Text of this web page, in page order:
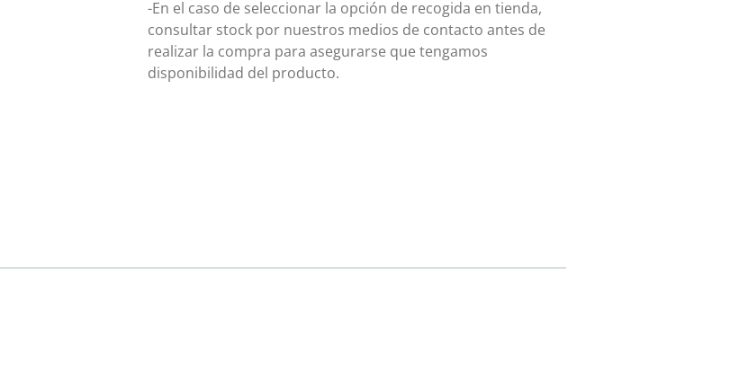
-En el caso de seleccionar la opción de recogida en tienda,
consultar stock por nuestros medios de contacto antes de
realizar la compra para asegurarse que tengamos
disponibilidad del producto.